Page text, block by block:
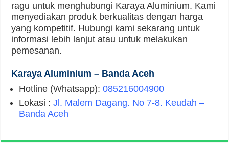
ragu untuk menghubungi Karaya Aluminium. Kami
menyediakan produk berkualitas dengan harga
yang kompetitif. Hubungi kami sekarang untuk
informasi lebih lanjut atau untuk melakukan
pemesanan.
Karaya Aluminium – Banda Aceh
Hotline (Whatsapp):085216004900
Lokasi :Jl. Malem Dagang. No 7-8. Keudah –
Banda Aceh